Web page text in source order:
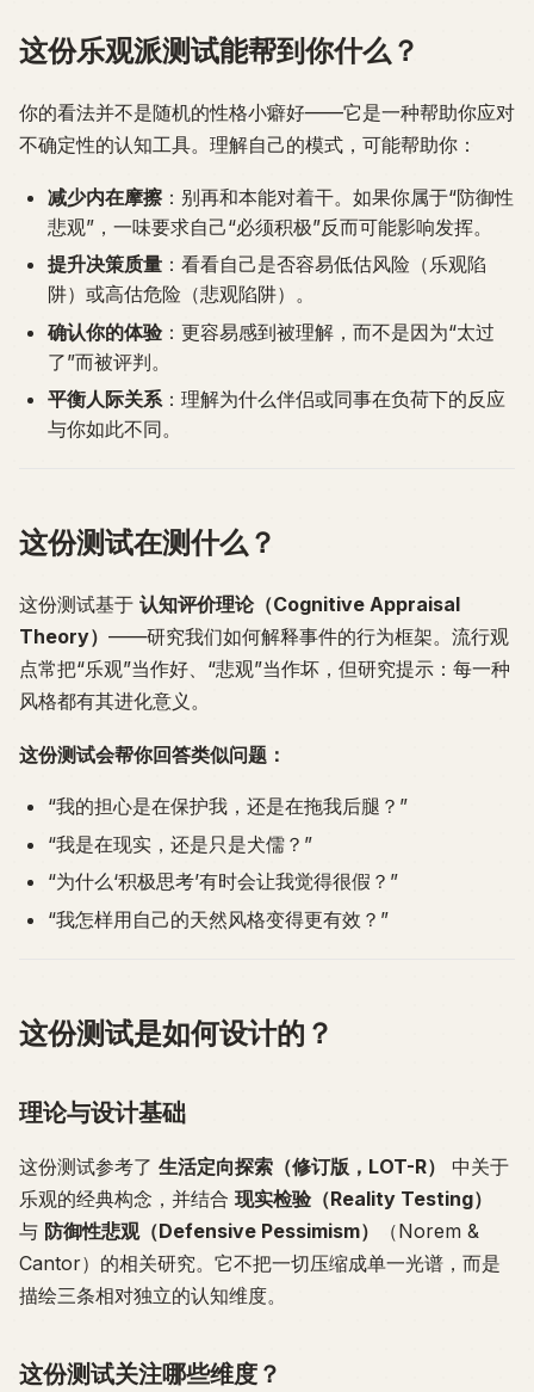
这份乐观派测试能帮到你什么？
你的看法并不是随机的性格小癖好——它是一种帮助你应对
不确定性的认知工具。理解自己的模式，可能帮助你：
减少内在摩擦 ：别再和本能对着干。如果你属于“防御性
悲观”，一味要求自己“必须积极”反而可能影响发挥。
提升决策质量 ：看看自己是否容易低估风险（乐观陷
阱）或高估危险（悲观陷阱）。
确认你的体验 ：更容易感到被理解，而不是因为“太过
了”而被评判。
平衡人际关系：理解为什么伴侣或同事在负荷下的反应
与你如此不同。
这份测试在测什么？
这份测试基于 认知评价理论（Cognitive Appraisal
Theory） ——研究我们如何解释事件的行为框架。流行观
点常把“乐观”当作好、“悲观”当作坏，但研究提示：每一种
风格都有其进化意义。
这份测试会帮你回答类似问题：
“我的担心是在保护我，还是在拖我后腿？”
“我是在现实，还是只是犬儒？”
“为什么‘积极思考’有时会让我觉得很假？”
“我怎样用自己的天然风格变得更有效？”
这份测试是如何设计的？
理论与设计基础
这份测试参考了 生活定向探索（修订版，LOT-R）
中关于
乐观的经典构念，并结合 现实检验（Reality Testing）
与 防御性悲观（Defensive Pessimism）
（Norem &
Cantor）的相关研究。它不把一切压缩成单一光谱，而是
描绘三条相对独立的认知维度。
这份测试关注哪些维度？